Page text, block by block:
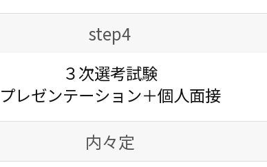
step4
３次選考試験
プレゼンテーション＋個人面接
内々定